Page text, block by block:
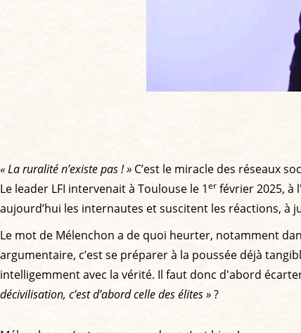
« La ruralité n’existe pas ! » C’est le miracle des réseaux
Le leader LFI intervenait à Toulouse le 1er février 2025, à
aujourd’hui les internautes et suscitent les réactions, à
Le mot de Mélenchon a de quoi heurter, notamment
argumentaire, c’est se préparer à la poussée déjà
intelligemment avec la vérité. Il faut donc d'abord
décivilisation, c’est d’abord celle des élites »?